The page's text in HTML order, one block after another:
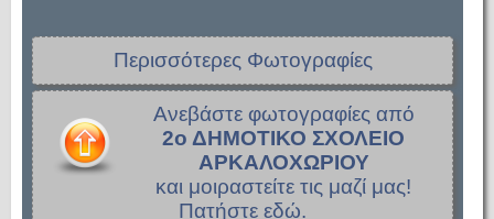
Περισσότερες Φωτογραφίες
Ανεβάστε φωτογραφίες από
2ο ΔΗΜΟΤΙΚΟ ΣΧΟΛΕΙΟ
ΑΡΚΑΛΟΧΩΡΙΟΥ
και μοιραστείτε τις μαζί μας!
Πατήστε εδώ.